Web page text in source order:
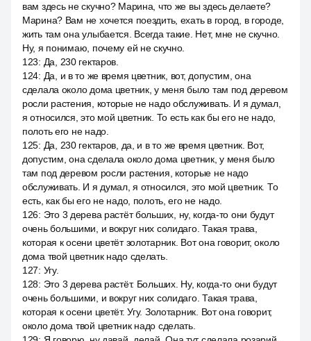
вам здесь не скучно? Марина, что же вы здесь делаете?
Марина? Вам не хочется поездить, ехать в город, в городе,
жить там она улыбается. Всегда такие. Нет, мне не скучно.
Ну, я понимаю, почему ей не скучно.
123: Да, 230 гектаров.
124: Да, и в то же время цветник, вот, допустим, она
сделала около дома цветник, у меня было там под деревом
росли растения, которые не надо обслуживать. И я думал,
я относился, это мой цветник. То есть как бы его не надо,
полоть его не надо.
125: Да, 230 гектаров, да, и в то же время цветник. Вот,
допустим, она сделала около дома цветник, у меня было
там под деревом росли растения, которые не надо
обслуживать. И я думал, я относился, это мой цветник. То
есть, как бы его не надо, полоть, его не надо.
126: Это 3 дерева растёт больших, ну, когда-то они будут
очень большими, и вокруг них солидаго. Такая трава,
которая к осени цветёт золотарник. Вот она говорит, около
дома твой цветник надо сделать.
127: Угу.
128: Это 3 дерева растёт. Больших. Ну, когда-то они будут
очень большими, и вокруг них солидаго. Такая трава,
которая к осени цветёт. Угу. Золотарник. Вот она говорит,
около дома твой цветник надо сделать.